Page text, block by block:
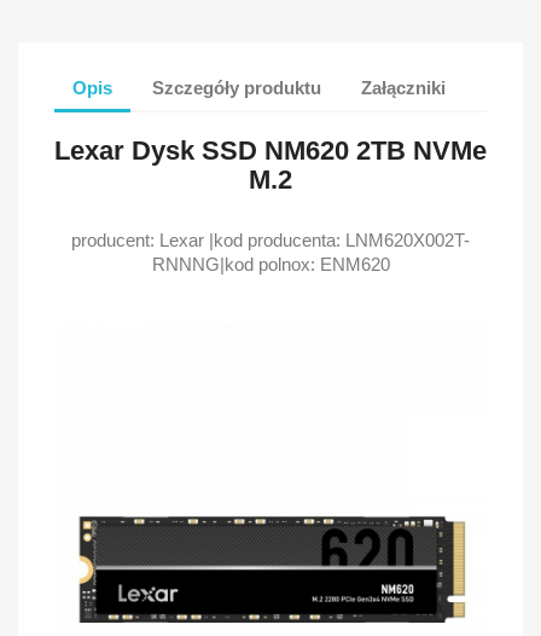
Opis Szczegóły produktu Załączniki
Lexar Dysk SSD NM620 2TB NVMe
M.2
producent: Lexar |kod producenta: LNM620X002T-
RNNNG|kod polnox: ENM620